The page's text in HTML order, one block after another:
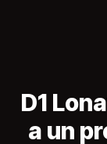
D1
a un